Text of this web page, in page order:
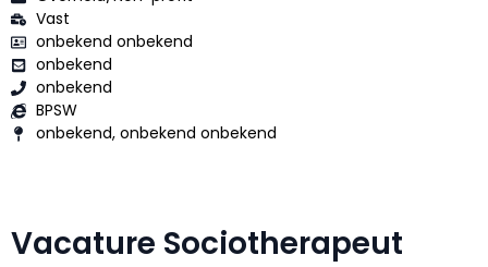
Vast
onbekend onbekend
onbekend
onbekend
BPSW
onbekend, onbekend onbekend
Vacature Sociotherapeut